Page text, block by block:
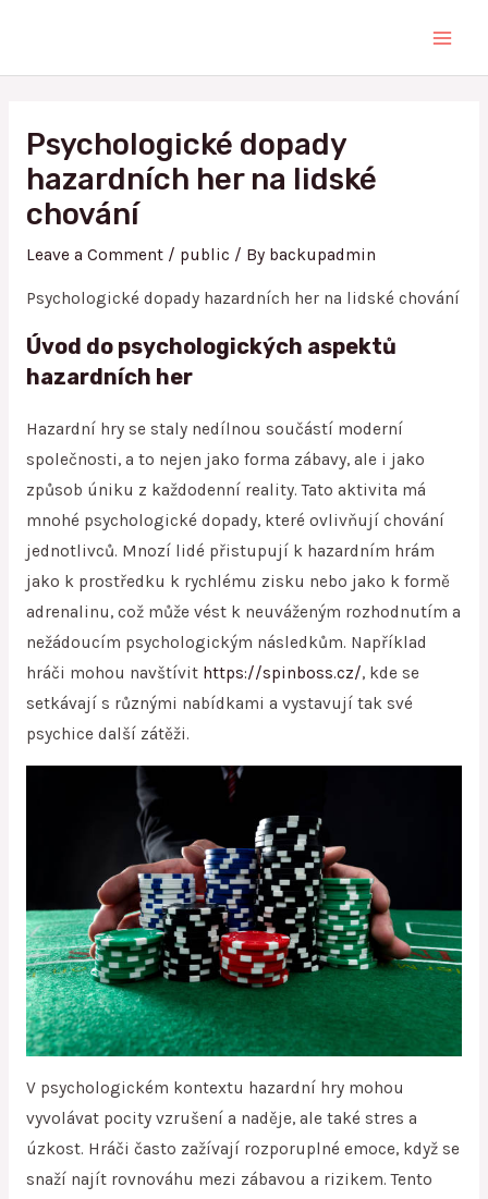
content
Psychologické dopady
hazardních her na lidské
chování
Leave a Comment / public / By backupadmin
Psychologické dopady hazardních her na lidské chování
Úvod do psychologických aspektů
hazardních her
Hazardní hry se staly nedílnou součástí moderní
společnosti, a to nejen jako forma zábavy, ale i jako
způsob úniku z každodenní reality. Tato aktivita má
mnohé psychologické dopady, které ovlivňují chování
jednotlivců. Mnozí lidé přistupují k hazardním hrám
jako k prostředku k rychlému zisku nebo jako k formě
adrenalinu, což může vést k neuváženým rozhodnutím a
nežádoucím psychologickým následkům. Například
hráči mohou navštívit https://spinboss.cz/, kde se
setkávají s různými nabídkami a vystavují tak své
psychice další zátěži.
V psychologickém kontextu hazardní hry mohou
vyvolávat pocity vzrušení a naděje, ale také stres a
úzkost. Hráči často zažívají rozporuplné emoce, když se
snaží najít rovnováhu mezi zábavou a rizikem. Tento